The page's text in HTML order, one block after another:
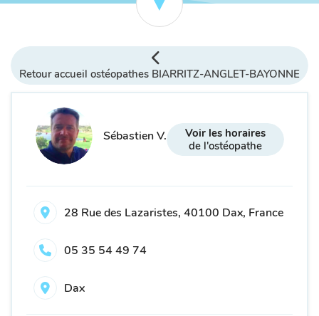
Retour accueil ostéopathes BIARRITZ-ANGLET-BAYONNE
Sébastien V.
Voir les horaires
de l'ostéopathe
28 Rue des Lazaristes, 40100 Dax, France
05 35 54 49 74
Dax